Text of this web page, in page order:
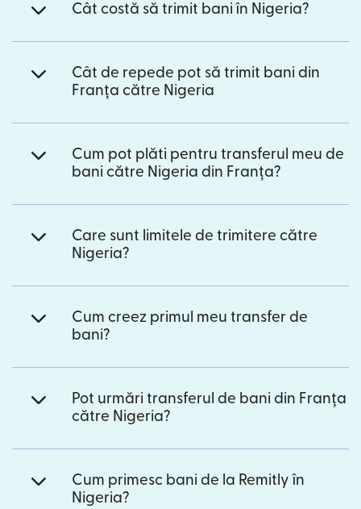
Cât costă să trimit bani în Nigeria?
Cât de repede pot să trimit bani din
Franța către Nigeria
Cum pot plăti pentru transferul meu de
bani către Nigeria din Franța?
Care sunt limitele de trimitere către
Nigeria?
Cum creez primul meu transfer de
bani?
Pot urmări transferul de bani din Franța
către Nigeria?
Cum primesc bani de la Remitly în
Nigeria?